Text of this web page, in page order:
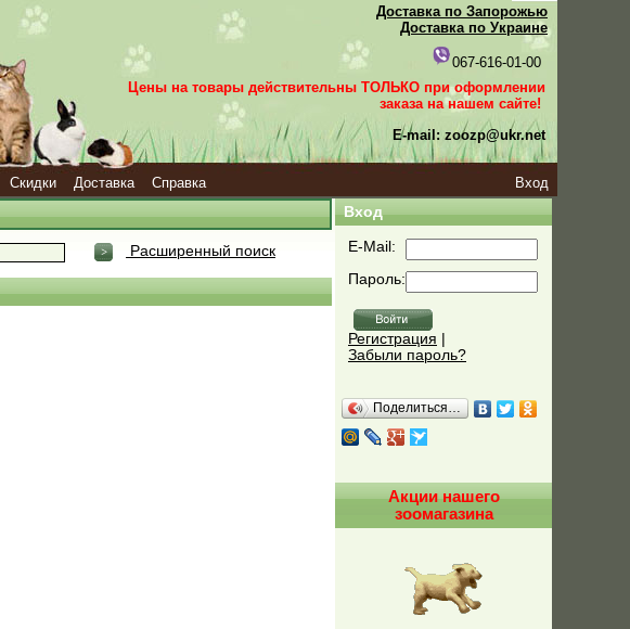
Доставка по Запорожью
Доставка по Украине
067-616-01-00
Цены на товары действительны ТОЛЬКО при оформлении
заказа на нашем сайте!
E-mail: zoozp@ukr.net
Скидки Доставка Справка
Вход
Расширенный поиск
Вход
E-Mail:
Пароль:
Регистрация
Забыли пароль?
Поделиться…
Акции нашего
зоомагазина